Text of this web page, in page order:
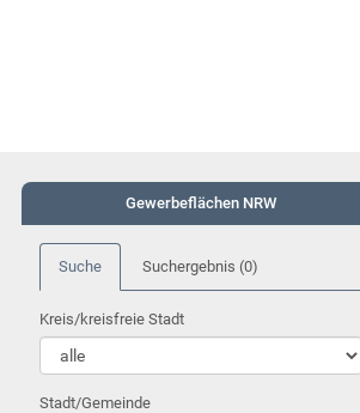
Gewerbeflächen NRW
Suche Suchergebnis (0)
Kreis/kreisfreie Stadt
Stadt/Gemeinde